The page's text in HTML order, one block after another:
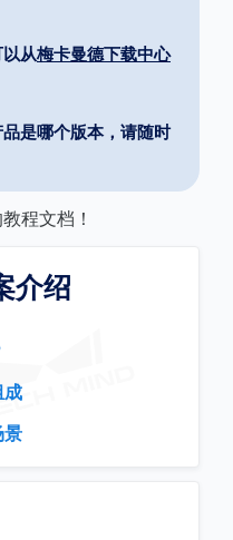
从梅卡曼德下载中心
是哪个版本，请随时
程文档！
介绍
成
景